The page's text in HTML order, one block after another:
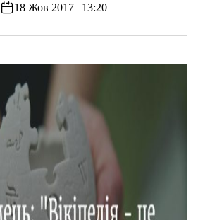
18 Жов 2017 | 13:20